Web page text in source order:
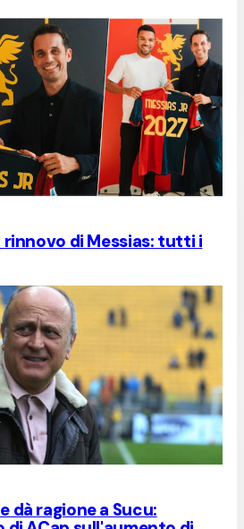
rinnovo di Messias: tutti i
dà ragione a Sucu: